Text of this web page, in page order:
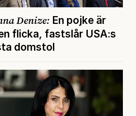
Denize: En pojke är
flicka, fastslår USA:s
domstol